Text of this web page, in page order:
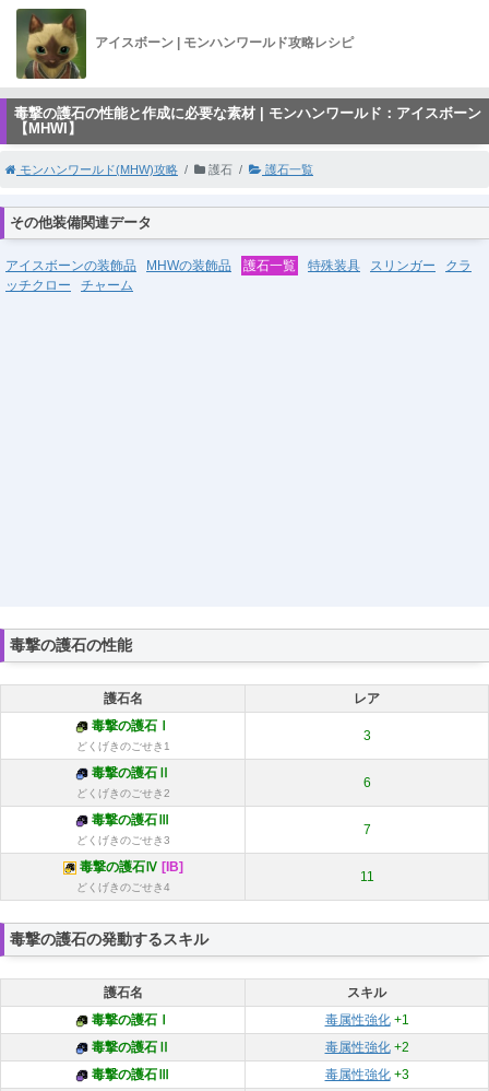
アイスボーン | モンハンワールド攻略レシピ
毒撃の護石の性能と作成に必要な素材 | モンハンワールド：アイスボーン
【MHWI】
モンハンワールド(MHW)攻略 護石 護石一覧
その他装備関連データ
アイスボーンの装飾品 MHWの装飾品 護石一覧 特殊装具 スリンガー
クラ
ッチクロー
チャーム
毒撃の護石の性能
護石名
レア
毒撃の護石Ⅰ
どくげきのごせき1
3
毒撃の護石Ⅱ
どくげきのごせき2
6
毒撃の護石Ⅲ
どくげきのごせき3
7
毒撃の護石Ⅳ [IB]
どくげきのごせき4
11
毒撃の護石の発動するスキル
護石名
スキル
毒撃の護石Ⅰ
毒属性強化 +1
毒撃の護石Ⅱ
毒属性強化 +2
毒撃の護石Ⅲ
毒属性強化 +3